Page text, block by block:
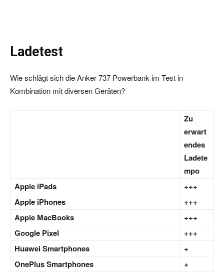
Ladetest
Wie schlägt sich die Anker 737 Powerbank im Test in
Kombination mit diversen Geräten?
Zu
erwart
endes
Ladete
mpo
Apple iPads
+++
Apple iPhones
+++
Apple MacBooks
+++
Google Pixel
+++
Huawei Smartphones
+
OnePlus Smartphones
+